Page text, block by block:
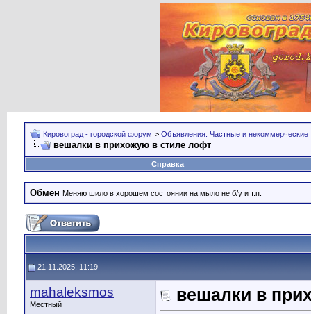
Кировоград - городской форум > Объявления. Частные и некоммерческие
вешалки в прихожую в стиле лофт
Справка
Обмен Меняю шило в хорошем состоянии на мыло не б/у и т.п.
21.11.2025, 11:19
mahaleksmos
Местный
вешалки в